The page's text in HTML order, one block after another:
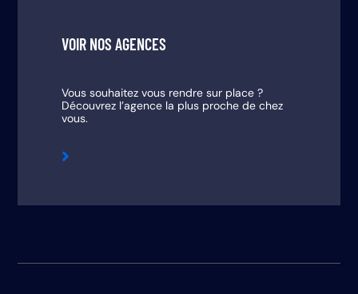
VOIR NOS AGENCES
Vous souhaitez vous rendre sur place ?
Découvrez l’agence la plus proche de chez
vous.
